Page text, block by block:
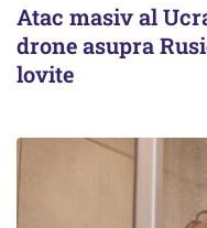
Atac masiv al
drone asupra
lovite